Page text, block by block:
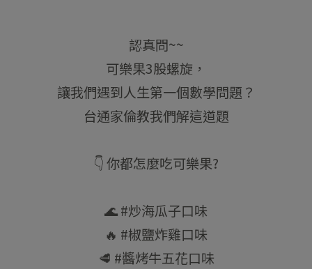
認真問~~
可樂果3股螺旋，
讓我們遇到人生第一個數學問題？
台通家倫教我們解這道題
👇 你都怎麼吃可樂果?
🌊 #炒海瓜子口味
🔥 #椒鹽炸雞口味
🥩 #醬烤牛五花口味